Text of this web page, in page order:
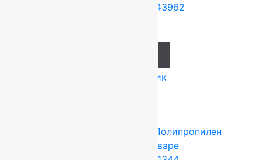
Ковролин Planet 43962
Купить в 1 клик
Полипропилен
Подробнее о товаре